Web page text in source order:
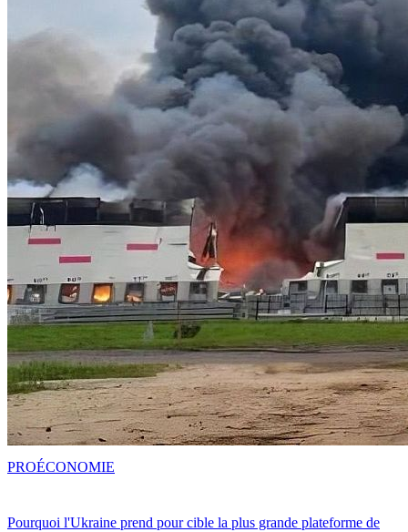
Pourquoi l'Ukraine prend pour cible la plus grande plateforme de
PROÉCONOMIE